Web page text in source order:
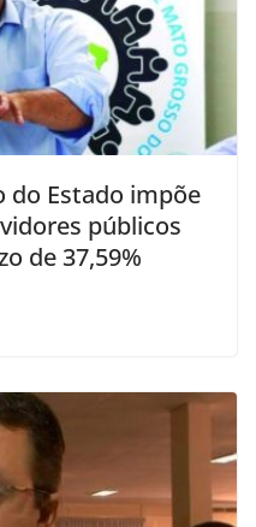
do Estado impõe
públicos
de 37,59%